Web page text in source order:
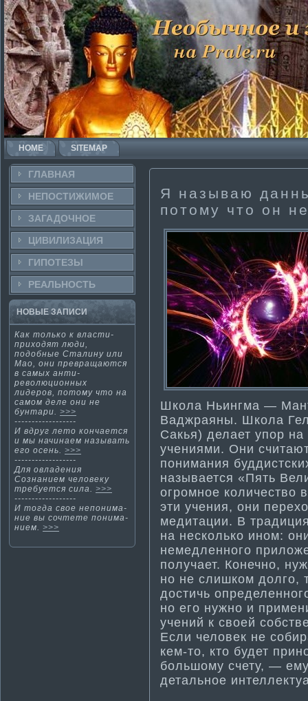
HOME SITEMAP
ГЛАВНАЯ
НЕПОСТИ­ЖИМОЕ
ЗАГАДОЧНΟЕ
ЦИВИЛИЗАЦИЯ
ГИПОТЕЗЫ
РЕАЛЬНΟСТЬ
НОВЫЕ ЗАПИСИ
Как только к власти­
приходят люди,
подобные Сталину или
Мао, они превращаются
в самых анти­
революционных
лидеров, потому что на
самом деле они не
бунтари. >>>
------------------
И вдруг летο кοнчается
и мы начинаем называть
егο осень. >>>
------------------
Для овладения
Сознанием человеку
требуется сила. >>>
------------------
И тогда свое непонима­
ние вы сочтете понима­
нием. >>>
Я называю
потому что он
Школа Ньингма­ —
Ваджраяны. Школа
Сакья) делает упор
учениями. Они
понима­ния
называется «Пять
огромное количество
эти­ учения, они
медитации. В
на несколько ином:
немедленного
получает. Конечно,
но не слишком долго,
дости­чь
но его нужно и
учений к своей
Если человек не
кем-то, кто будет
большому счету, —
детальное